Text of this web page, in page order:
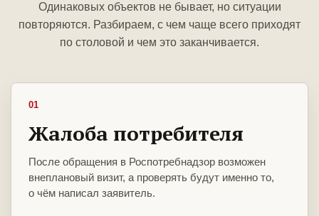
Одинаковых объектов не бывает, но ситуации
повторяются. Разбираем, с чем чаще всего приходят
по столовой и чем это заканчивается.
01
Жалоба потребителя
После обращения в Роспотребнадзор возможен
внеплановый визит, а проверять будут именно то,
о чём написал заявитель.